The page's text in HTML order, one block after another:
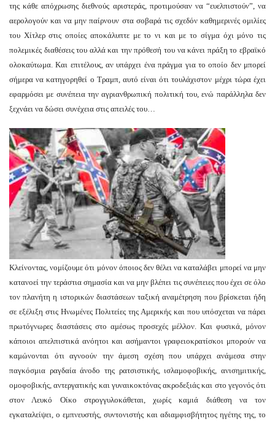
της κάθε απόχρωσης διεθνούς αριστεράς, προτιμούσαν να “ευελπιστούν”, να
αερολογούν και να μην παίρνουν στα σοβαρά τις σχεδόν καθημερινές ομιλίες
του Χίτλερ στις οποίες αποκάλυπτε με το νι και με το σίγμα όχι μόνο τις
πολεμικές διαθέσεις του αλλά και την πρόθεσή του να κάνει πράξη το εβραϊκό
ολοκαύτωμα. Και επιτέλους, αν υπάρχει ένα πράγμα για το οποίο δεν μπορεί
σήμερα να κατηγορηθεί ο Τραμπ, αυτό είναι ότι τουλάχιστον μέχρι τώρα έχει
εφαρμόσει με συνέπεια την αγριανθρωπική πολιτική του, ενώ παράλληλα δεν
ξεχνάει να δώσει συνέχεια στις απειλές του…
Κλείνοντας, νομίζουμε ότι μόνον όποιος δεν θέλει να καταλάβει μπορεί να μην
κατανοεί την τεράστια σημασία και να μην βλέπει τις συνέπειες που έχει σε όλο
τον πλανήτη η ιστορικών διαστάσεων ταξική αναμέτρηση που βρίσκεται ήδη
σε εξέλιξη στις Ηνωμένες Πολιτείες της Αμερικής και που υπόσχεται να πάρει
πρωτόγνωρες διαστάσεις στο αμέσως προσεχές μέλλον. Και φυσικά, μόνον
κάποιοι απελπιστικά ανόητοι και ασήμαντοι γραφειοκρατίσκοι μπορούν να
καμώνονται ότι αγνοούν την άμεση σχέση που υπάρχει ανάμεσα στην
παγκόσμια ραγδαία άνοδο της ρατσιστικής, ισλαμοφοβικής, ανισημιτικής,
ομοφοβικής, αντεργατικής και γυναικοκτόνας ακροδεξιάς και στο γεγονός ότι
στον Λευκό Οίκο στρογγυλοκάθεται, χωρίς καμιά διάθεση να τον
εγκαταλείψει, ο εμπνευστής, συντονιστής και αδιαμφισβήτητος ηγέτης της, το